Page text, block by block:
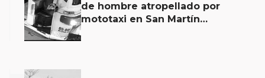
de hombre atropellado por
mototaxi en San Martín